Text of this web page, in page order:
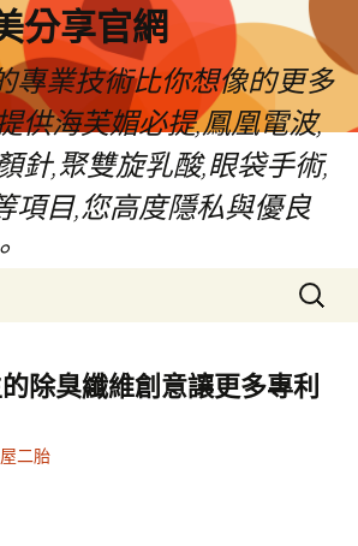
分享官網
專業技術比你想像的更多
供海芙媚必提,鳳凰電波,
針,聚雙旋乳酸,眼袋手術,
項目,您高度隱私與優良
搜
尋
鍵
字:
除臭纖維創意讓更多專利
二胎